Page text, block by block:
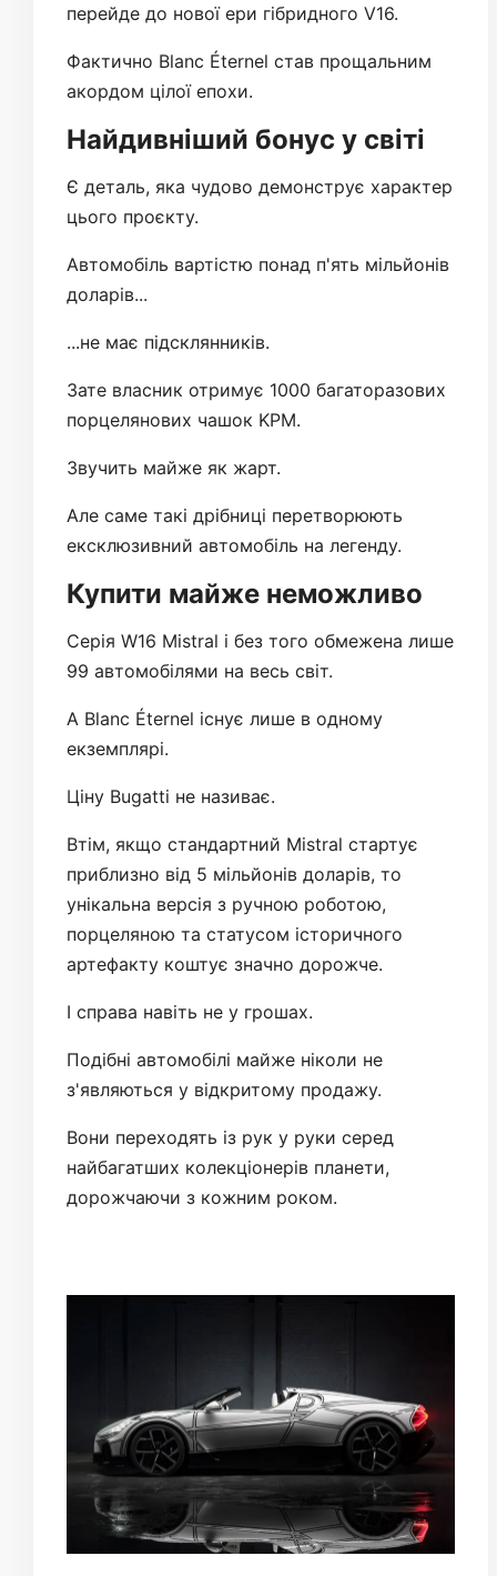
перейде до нової ери гібридного V16.
Фактично Blanc Éternel став прощальним
акордом цілої епохи.
Найдивніший бонус у світі
Є деталь, яка чудово демонструє характер
цього проєкту.
Автомобіль вартістю понад п'ять мільйонів
доларів...
...не має підсклянників.
Зате власник отримує 1000 багаторазових
порцелянових чашок KPM.
Звучить майже як жарт.
Але саме такі дрібниці перетворюють
ексклюзивний автомобіль на легенду.
Купити майже неможливо
Серія W16 Mistral і без того обмежена лише
99 автомобілями на весь світ.
А Blanc Éternel існує лише в одному
екземплярі.
Ціну Bugatti не називає.
Втім, якщо стандартний Mistral стартує
приблизно від 5 мільйонів доларів, то
унікальна версія з ручною роботою,
порцеляною та статусом історичного
артефакту коштує значно дорожче.
І справа навіть не у грошах.
Подібні автомобілі майже ніколи не
з'являються у відкритому продажу.
Вони переходять із рук у руки серед
найбагатших колекціонерів планети,
дорожчаючи з кожним роком.